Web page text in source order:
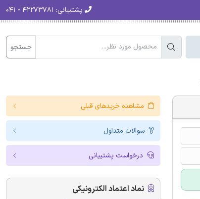
پشتیبانی:
جستجو
مشاهده خریدهای قبلی
سوالات متداول
درخواست پشتیبانی
نماد اعتماد الکترونیکی